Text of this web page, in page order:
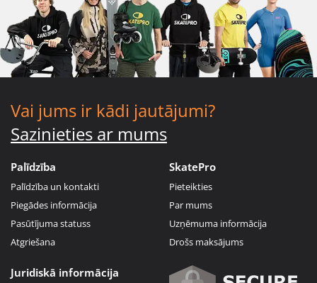
Vai jums ir kādi jautājumi?
Sazinieties ar mums
Palīdzība
Palīdzība un kontakti
Piegādes informācija
Pasūtījuma statuss
Atgriešana
SkatePro
Pieteikties
Par mums
Uzņēmuma informācija
Drošs maksājums
Juridiskā informācija